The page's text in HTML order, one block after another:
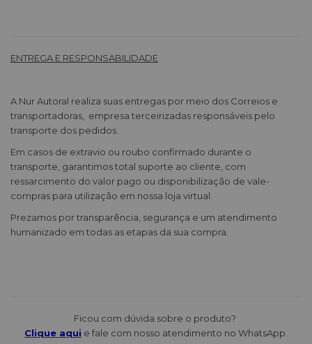
ENTREGA E RESPONSABILIDADE
A Nur Autoral realiza suas entregas por meio dos Correios e
transportadoras, empresa terceirizadas responsáveis pelo
transporte dos pedidos.
Em casos de extravio ou roubo confirmado durante o
transporte, garantimos total suporte ao cliente, com
ressarcimento do valor pago ou disponibilização de vale-
compras para utilização em nossa loja virtual.
Prezamos por transparência, segurança e um atendimento
humanizado em todas as etapas da sua compra.
Ficou com dúvida sobre o produto?
Clique aqui e fale com nosso atendimento no WhatsApp.